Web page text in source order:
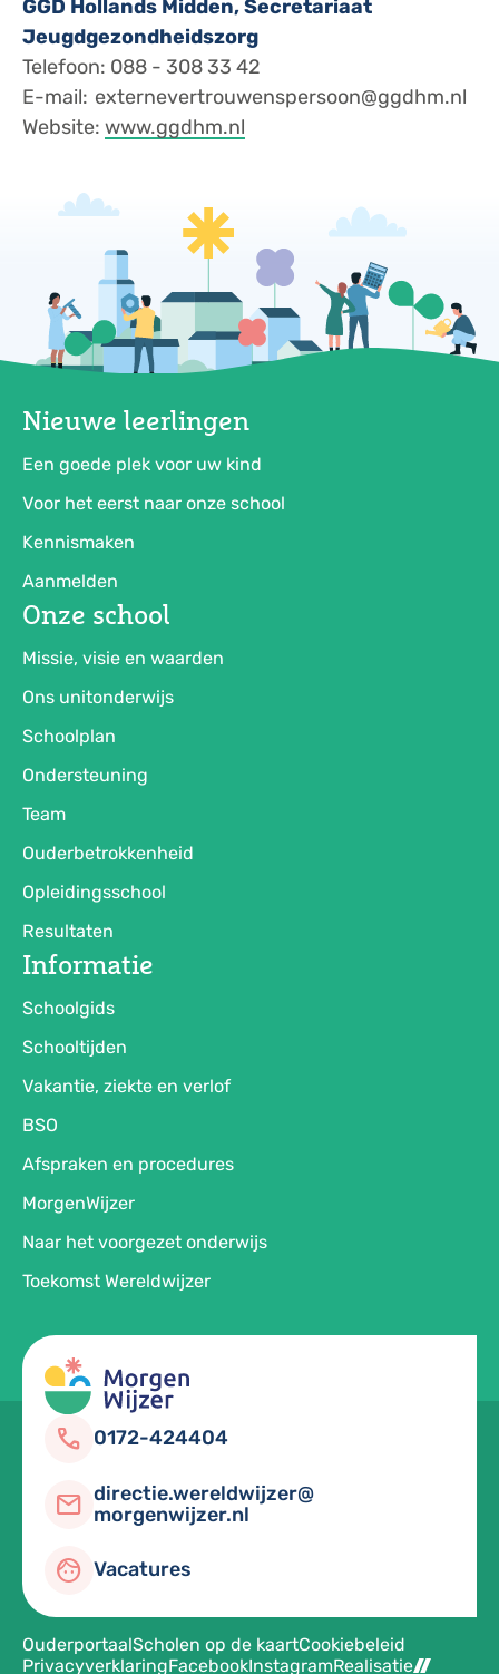
GGD Hollands Midden, Secretariaat
Jeugdgezondheidszorg
Telefoon: 088 - 308 33 42
​E-mail: externevertrouwenspersoon@ggdhm.nl
​Website: www.ggdhm.nl
Nieuwe leerlingen
Een goede plek voor uw kind
Voor het eerst naar onze school
Kennismaken
Aanmelden
Onze school
Missie, visie en waarden
Ons unitonderwijs
Schoolplan
Ondersteuning
Team
Ouderbetrokkenheid
Opleidingsschool
Resultaten
Informatie
Schoolgids
Schooltijden
Vakantie, ziekte en verlof
BSO
Afspraken en procedures
MorgenWijzer
Naar het voorgezet onderwijs
Toekomst Wereldwijzer
face Vacatures
call 0172-424404
mail directie.wereldwijzer@
morgenwijzer.nl
OuderportaalScholen op de kaartCookiebeleid
PrivacyverklaringFacebookInstagramRealisatie